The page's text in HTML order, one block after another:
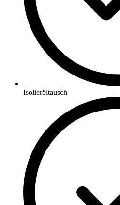
Isolieröltausch